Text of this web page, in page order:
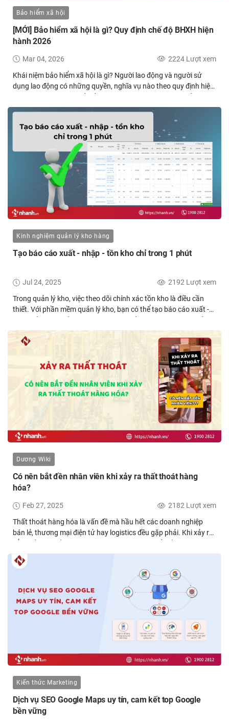
Bảo hiểm xã hội
[MỚI] Bảo hiểm xã hội là gì? Quy định chế độ BHXH hiện
hành 2026
Mar 04, 2026 2224 Lượt xem
Khái niệm bảo hiểm xã hội là gì? Người lao động và người sử
dụng lao động có những quyền, nghĩa vụ nào theo quy định hiện
cũng nắm rõ đầy đủ.Trong bài viết này, nội dung sẽ tổng hợp và
làm rõ khái niệm bảo hiểm xã hội, đồng thời cập nhật quy định về
các chế độ BHXH hiện hành năm 2026, giúp bạn hiểu đúng bản
chất, quyền lợi và trách nhiệm của các bên khi tham gia. Nếu
đang tìm kiếm thông tin hệ thống và dễ áp dụng, bạn có thể
tham khảo chi tiết ngay sau đây.
Kinh nghiệm quản lý kho hàng
Tạo báo cáo xuất - nhập - tồn kho chỉ trong 1 phút
Jul 24, 2025 2192 Lượt xem
Trong quản lý kho, việc theo dõi chính xác tồn kho là điều cần
thiết. Với phần mềm quản lý kho, bạn có thể tạo báo cáo xuất -
thiểu sai sót, từ đó nâng cao hiệu quả kinh doanh.
Dương Wiki
Có nên bắt đền nhân viên khi xảy ra thất thoát hàng
hóa?
Feb 27, 2025 2182 Lượt xem
Thất thoát hàng hóa là vấn đề mà hầu hết các doanh nghiệp
bán lẻ, thương mại điện tử hay logistics đều gặp phải. Khi xảy ra
hay không? Câu trả lời là có, nhưng quan trọng hơn việc yêu cầu
bồi thường là xác định nguyên nhân thất thoát để có giải pháp
lâu dài. Nếu chỉ tập trung vào bắt đền nhân viên mà không cải
thiện hệ thống quản lý, tình trạng này có thể tiếp diễn, gây thiệt
hại lớn hơn.Trong bài viết này, Nhanh.vn sẽ giúp bạn hiểu rõ hơn
về:Nguyên nhân thất thoát hàng hóa phổ biến trong doanh
nghiệpKhi nào nên bắt đền nhân viên khi xảy ra thất thoát hàng
hóa?Giải pháp kiểm soát và ngăn chặn thất thoát hàng hóa hiệu
Kiến thức Marketing
Dịch vụ SEO Google Maps uy tín, cam kết top Google
bền vững